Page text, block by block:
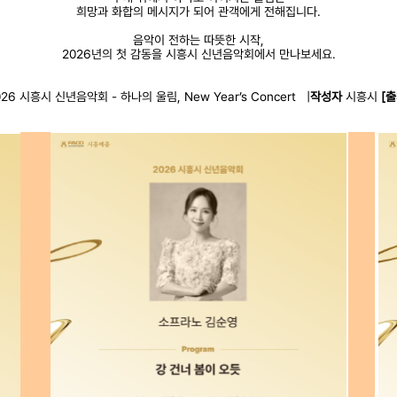
희망과 화합의 메시지가 되어 관객에게 전해집니다.
음악이 전하는 따뜻한 시작,
2026년의 첫 감동을 시흥시 신년음악회에서 만나보세요.
시흥시 신년음악회 - 하나의 울림, New Year’s Concert| 작성자 시흥시